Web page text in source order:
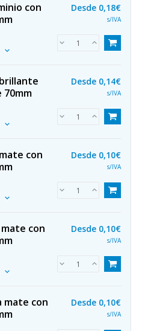
con
Desde 0,18€
s/IVA
70mm
Desde 0,14€
s/IVA
con
Desde 0,10€
s/IVA
con
Desde 0,10€
s/IVA
mate con
Desde 0,10€
s/IVA